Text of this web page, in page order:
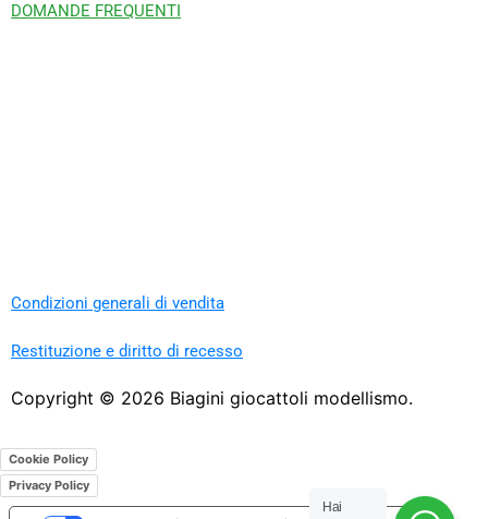
DOMANDE FREQUENTI
Condizioni generali di vendita
Restituzione e diritto di recesso
Copyright © 2026 Biagini giocattoli modellismo.
Cookie Policy
Privacy Policy
Hai